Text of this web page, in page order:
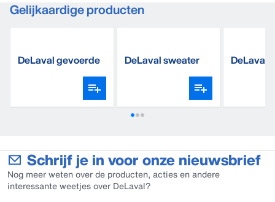
Gelijkaardige producten
DeLaval gevoerde DeLaval sweater DeLaval
Schrijf je in voor onze nieuwsbrief
Nog meer weten over de producten, acties en andere
interessante weetjes over DeLaval?